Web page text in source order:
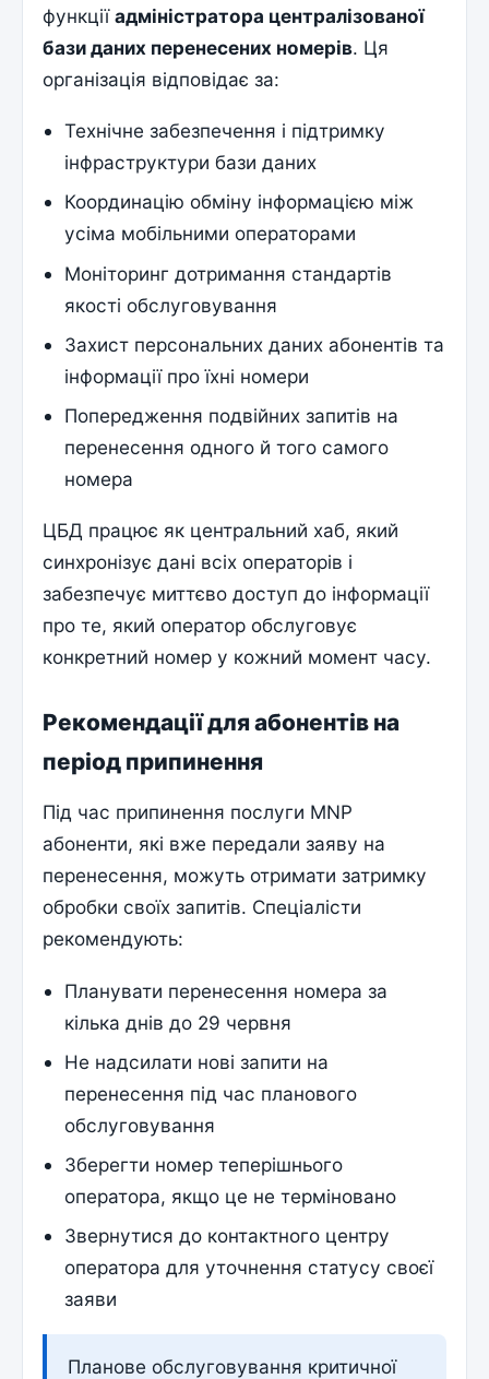
функціїадміністратора централізованої
бази даних перенесених номерів. Ця
організація відповідає за:
Технічне забезпечення і підтримку
інфраструктури бази даних
Координацію обміну інформацією між
усіма мобільними операторами
Моніторинг дотримання стандартів
якості обслуговування
Захист персональних даних абонентів та
інформації про їхні номери
Попередження подвійних запитів на
перенесення одного й того самого
номера
ЦБД працює як центральний хаб, який
синхронізує дані всіх операторів і
забезпечує миттєво доступ до інформації
про те, який оператор обслуговує
конкретний номер у кожний момент часу.
Рекомендації для абонентів на
період припинення
Під час припинення послуги MNP
абоненти, які вже передали заяву на
перенесення, можуть отримати затримку
обробки своїх запитів. Спеціалісти
рекомендують:
Планувати перенесення номера за
кілька днів до 29 червня
Не надсилати нові запити на
перенесення під час планового
обслуговування
Зберегти номер теперішнього
оператора, якщо це не терміновано
Звернутися до контактного центру
оператора для уточнення статусу своєї
заяви
Планове обслуговування критичної